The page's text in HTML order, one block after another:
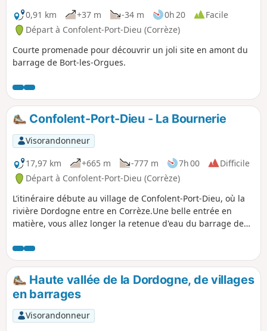
0,91 km
+37 m -34 m 0h 20
Facile
Départ à Confolent-Port-Dieu (Corrèze)
Courte promenade pour découvrir un joli site en amont du
barrage de Bort-les-Orgues.
Confolent-Port-Dieu - La Bournerie
Visorandonneur
17,97 km
+665 m -777 m 7h 00
Difficile
Départ à Confolent-Port-Dieu (Corrèze)
L’itinéraire débute au village de Confolent-Port-Dieu, où la
rivière Dordogne entre en Corrèze.Une belle entrée en
matière, vous allez longer la retenue d'eau du barrage de
Haute vallée de la Dordogne, de villages
en barrages
Visorandonneur